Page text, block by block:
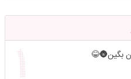
بگین🌚😂